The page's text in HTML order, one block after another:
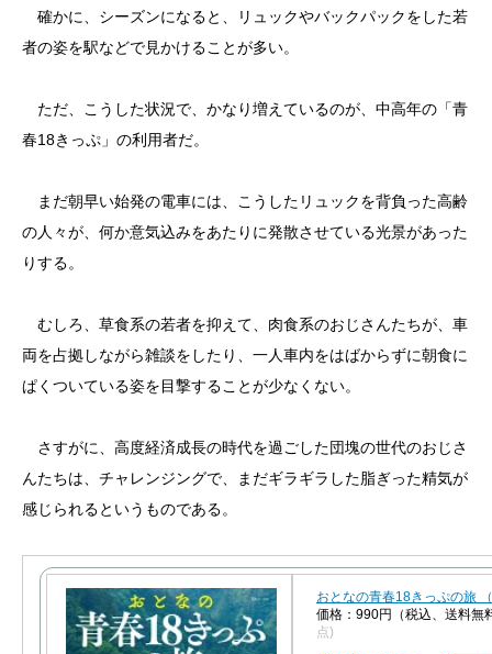
確かに、シーズンになると、リュックやバックパックをした若
者の姿を駅などで見かけることが多い。
ただ、こうした状況で、かなり増えているのが、中高年の「青
春18きっぷ」の利用者だ。
まだ朝早い始発の電車には、こうしたリュックを背負った高齢
の人々が、何か意気込みをあたりに発散させている光景があった
りする。
むしろ、草食系の若者を抑えて、肉食系のおじさんたちが、車
両を占拠しながら雑談をしたり、一人車内をはばからずに朝食に
ぱくついている姿を目撃することが少なくない。
さすがに、高度経済成長の時代を過ごした団塊の世代のおじさ
んたちは、チャレンジングで、まだギラギラした脂ぎった精気が
感じられるというものである。
おとなの青春18きっぷの旅
価格：990円（税込、送料無
点)